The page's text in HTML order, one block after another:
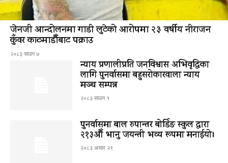
जेनजी आन्दोलनमा गाडी लुटेको आरोपमा २३ वर्षीय नीराजन
कुँवर काठमाडौँबाट पक्राउ
२०८३ साउन ७
न्याय प्रणालीप्रति जनविश्वास अभिवृद्धिका
लागि पुनर्वासमा बहुसरोकारवाला न्याय
मञ्च सम्पन्न
२०८३ साउन १
पुनर्वासमा बाल रुपान्तर बोर्डिङ स्कुल द्धारा
२१३औँ भानु जयन्ती भव्य रूपमा मनाईयो।
२०८३ असार २९